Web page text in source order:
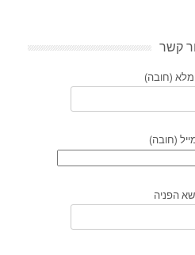
קשר
(חובה)
(חובה)
הפניה